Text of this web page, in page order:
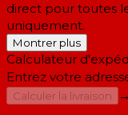
direct pour toutes
uniquement.
Montrer plus
Calculateur
Entrez votre
Calculer la livraison
→